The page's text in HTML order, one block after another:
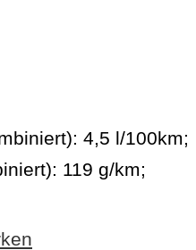
4,5 l/100km;
119 g/km;